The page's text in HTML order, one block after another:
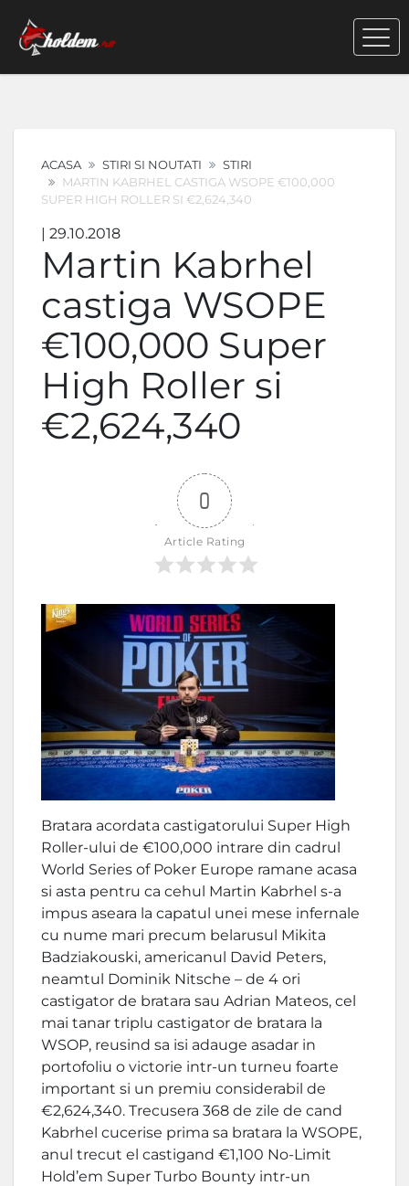
ACASA STIRI SI NOUTATI
STIRI
MARTIN KABRHEL CASTIGA WSOPE €100,000
SUPER HIGH ROLLER SI €2,624,340
| 29.10.2018
Martin Kabrhel
castiga WSOPE
€100,000 Super
High Roller si
€2,624,340
0
Article Rating
Bratara acordata castigatorului Super High
Roller-ului de €100,000 intrare din cadrul
World Series of Poker Europe ramane acasa
si asta pentru ca cehul Martin Kabrhel s-a
impus aseara la capatul unei mese infernale
cu nume mari precum belarusul Mikita
Badziakouski, americanul David Peters,
neamtul Dominik Nitsche – de 4 ori
castigator de bratara sau Adrian Mateos, cel
mai tanar triplu castigator de bratara la
WSOP, reusind sa isi adauge asadar in
portofoliu o victorie intr-un turneu foarte
important si un premiu considerabil de
€2,624,340. Trecusera 368 de zile de cand
Kabrhel cucerise prima sa bratara la WSOPE,
anul trecut el castigand €1,100 No-Limit
Hold’em Super Turbo Bounty intr-un